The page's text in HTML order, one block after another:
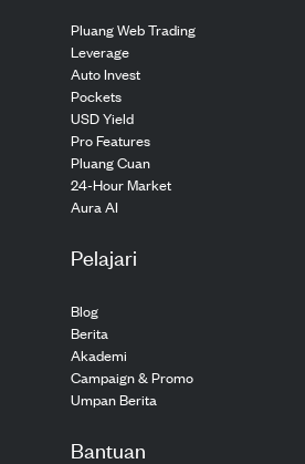
Pluang Web Trading
Leverage
Auto Invest
Pockets
USD Yield
Pro Features
Pluang Cuan
24-Hour Market
Aura AI
Pelajari
Blog
Berita
Akademi
Campaign & Promo
Umpan Berita
Bantuan